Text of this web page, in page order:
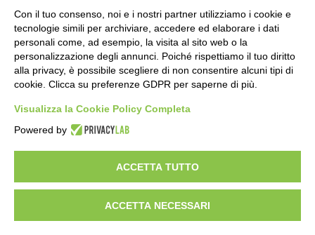
Indirizzo:Via Gaetano Donizetti 30, Collegno
Centralino:0114053925 Email: toic8cg002@istruzione.it
Posta elettronica certificata (PEC):toic8cg002@pec.istruzione.it
Codice fiscale: 95641450010
Codice Indice delle Pubbliche Amministrazioni (IPA): D0ZZDV0V
Codice unico di fatturazione (CUF): FJDH3Z
Copyright 2023 © ISTITUTO COMPRENSIVO "GUGLIELMO MARCONI" |
PEC: TOIC8CG002@pec.istruzione.it
Idea e progetto di Designers Italia
Con il tuo consenso, noi e i nostri partner utilizziamo i cookie e
tecnologie simili per archiviare, accedere ed elaborare i dati
personali come, ad esempio, la visita al sito web o la
personalizzazione degli annunci. Poiché rispettiamo il tuo diritto
alla privacy, è possibile scegliere di non consentire alcuni tipi di
cookie. Clicca su preferenze GDPR per saperne di più.
Visualizza la Cookie Policy Completa
Powered by
ACCETTA TUTTO
ACCETTA NECESSARI